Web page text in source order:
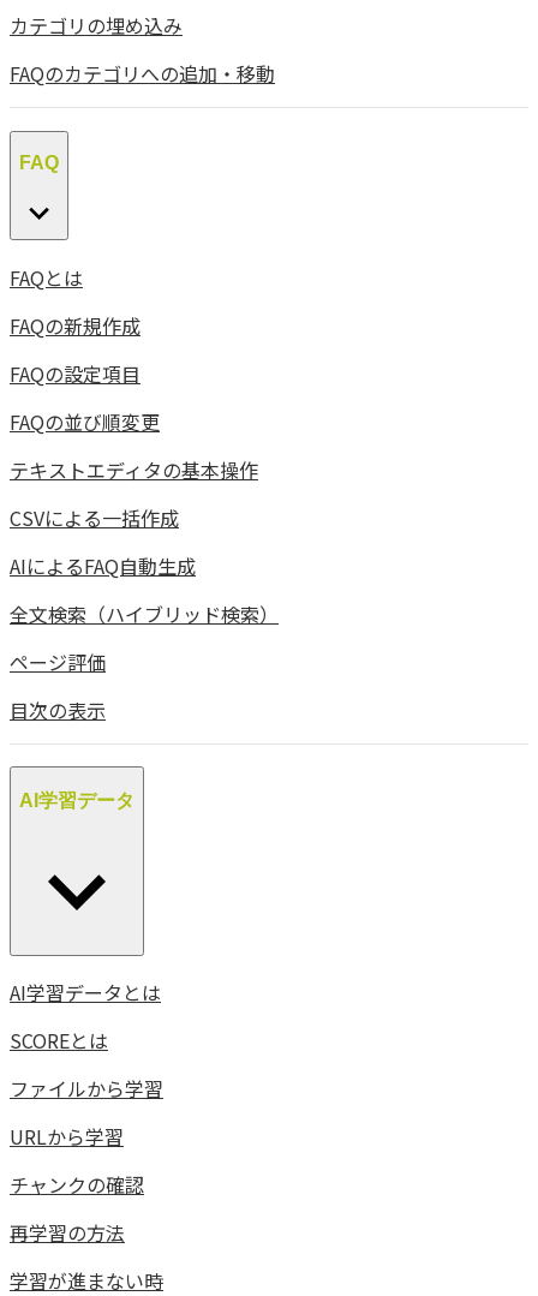
カテゴリの埋め込み
FAQのカテゴリへの追加・移動
FAQ
FAQとは
FAQの新規作成
FAQの設定項目
FAQの並び順変更
テキストエディタの基本操作
CSVによる一括作成
AIによるFAQ自動生成
全文検索（ハイブリッド検索）
ページ評価
目次の表示
AI学習データ
AI学習データとは
SCOREとは
ファイルから学習
URLから学習
チャンクの確認
再学習の方法
学習が進まない時